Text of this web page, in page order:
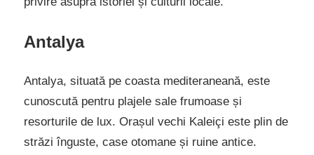
Antalya
Antalya, situată pe coasta mediteraneană, este
cunoscută pentru plajele sale frumoase și
resorturile de lux. Orașul vechi Kaleiçi este plin de
străzi înguste, case otomane și ruine antice.